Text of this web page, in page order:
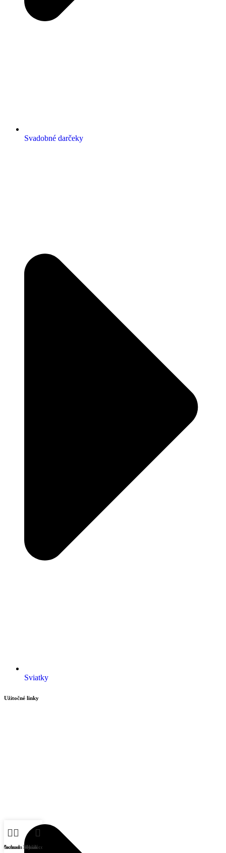
Svadobné darčeky
Sviatky
Užitočné linky
Obchod
Zoznam želaní
Košík
My account